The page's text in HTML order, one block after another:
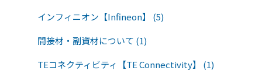
インフィニオン【Infineon】 (5)
間接材・副資材について (1)
TEコネクティビティ【TE Connectivity】 (1)